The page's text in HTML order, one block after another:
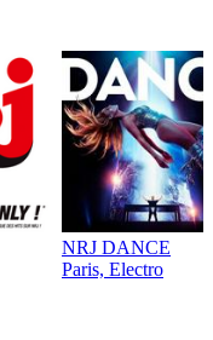
NRJ DANCE
Paris, Electro